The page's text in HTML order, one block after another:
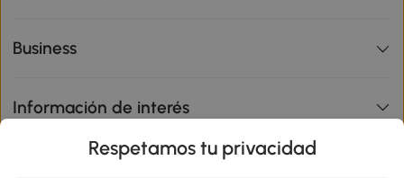
Business
Información de interés
Respetamos tu privacidad